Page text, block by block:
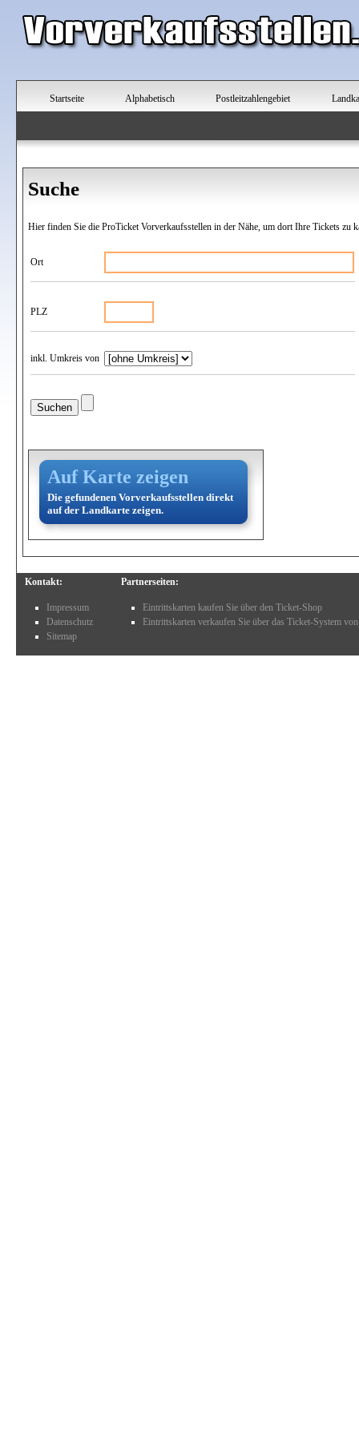
Startseite Alphabetisch Postleitzahlengebiet
Suche
Hier finden Sie die ProTicket Vorverkaufsstellen in der Nähe, um dort Ihre Tickets zu
Ort
PLZ
inkl. Umkreis von
Auf Karte zeigen
Die gefundenen Vorverkaufsstellen direkt
auf der Landkarte zeigen.
Kontakt:
Impressum
Datenschutz
Sitemap
Partnerseiten:
Eintrittskarten kaufen Sie über den Ticket-Shop
Eintrittskarten verkaufen Sie über das Ticket-System